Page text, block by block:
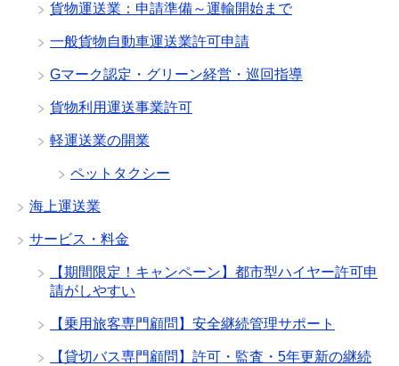
貨物運送業：申請準備～運輸開始まで
一般貨物自動車運送業許可申請
Gマーク認定・グリーン経営・巡回指導
貨物利用運送事業許可
軽運送業の開業
ペットタクシー
海上運送業
サービス・料金
【期間限定！キャンペーン】都市型ハイヤー許可申
請がしやすい
【乗用旅客専門顧問】安全継続管理サポート
【貸切バス専門顧問】許可・監査・5年更新の継続